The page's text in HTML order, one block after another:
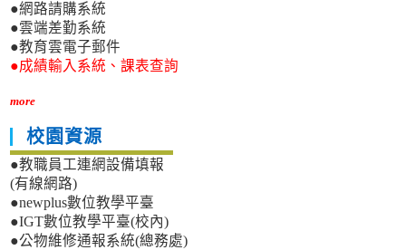
●網路請購系統
●雲端差勤系統
●教育雲電子郵件
●成績輸入系統、課表查詢
more
校園資源
●教職員工連網設備填報
(有線網路)
●newplus數位教學平臺
●IGT數位教學平臺(校內)
●公物維修通報系統(總務處)